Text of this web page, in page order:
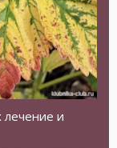
лечение и